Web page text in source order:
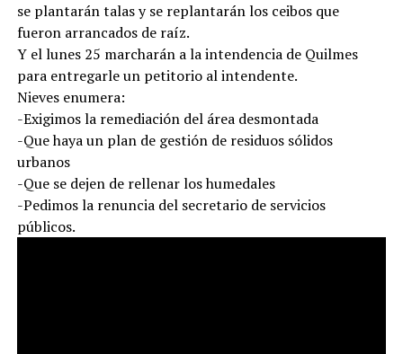
se plantarán talas y se replantarán los ceibos que
fueron arrancados de raíz.
Y el lunes 25 marcharán a la intendencia de Quilmes
para entregarle un petitorio al intendente.
Nieves enumera:
-Exigimos la remediación del área desmontada
-Que haya un plan de gestión de residuos sólidos
urbanos
-Que se dejen de rellenar los humedales
-Pedimos la renuncia del secretario de servicios
públicos.